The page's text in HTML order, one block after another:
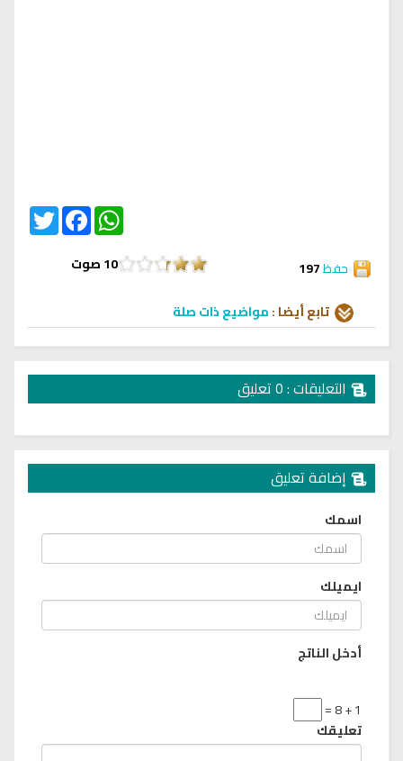
Twitter
FacebookWhatsApp
10صوت حفظ197
تابع أيضا :مواضيع ذات صلة
التعليقات : 0 تعليق
إضافة تعليق
اسمك
ايميلك
أدخل الناتج
1 + 8 =
تعليقك